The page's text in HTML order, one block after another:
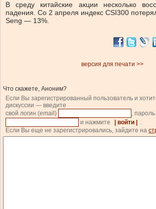
В среду китайские акции несколько
падения. Со 2 апреля индекс CSI300
Seng — 13%.
версия для печати >>
Что скажете, Аноним?
Если Вы зарегистрированный пользователь и
дискуссии — введите
свой логин (email)
, пароль
и нажмите
| войти |
.
Если Вы еще не зарегистрировались, зайдите на